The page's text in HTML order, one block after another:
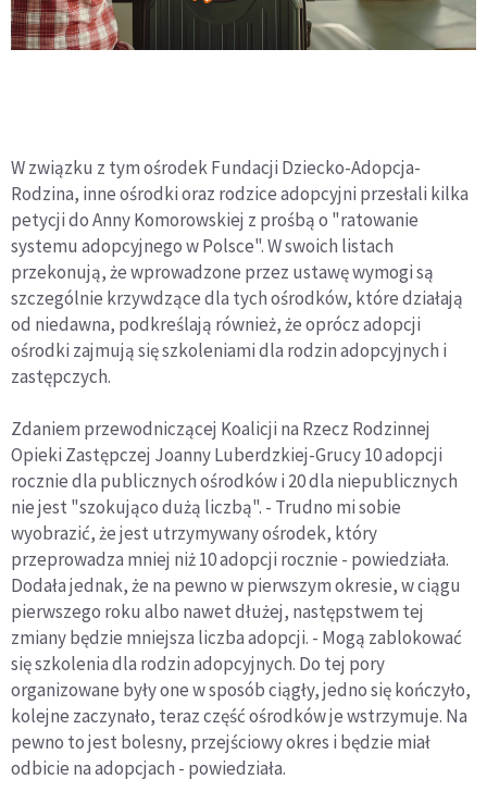
W związku z tym ośrodek Fundacji Dziecko-Adopcja-
Rodzina, inne ośrodki oraz rodzice adopcyjni przesłali kilka
petycji do Anny Komorowskiej z prośbą o "ratowanie
systemu adopcyjnego w Polsce". W swoich listach
przekonują, że wprowadzone przez ustawę wymogi są
szczególnie krzywdzące dla tych ośrodków, które działają
od niedawna, podkreślają również, że oprócz adopcji
ośrodki zajmują się szkoleniami dla rodzin adopcyjnych i
zastępczych.
Zdaniem przewodniczącej Koalicji na Rzecz Rodzinnej
Opieki Zastępczej Joanny Luberdzkiej-Grucy 10 adopcji
rocznie dla publicznych ośrodków i 20 dla niepublicznych
nie jest "szokująco dużą liczbą". - Trudno mi sobie
wyobrazić, że jest utrzymywany ośrodek, który
przeprowadza mniej niż 10 adopcji rocznie - powiedziała.
Dodała jednak, że na pewno w pierwszym okresie, w ciągu
pierwszego roku albo nawet dłużej, następstwem tej
zmiany będzie mniejsza liczba adopcji. - Mogą zablokować
się szkolenia dla rodzin adopcyjnych. Do tej pory
organizowane były one w sposób ciągły, jedno się kończyło,
kolejne zaczynało, teraz część ośrodków je wstrzymuje. Na
pewno to jest bolesny, przejściowy okres i będzie miał
odbicie na adopcjach - powiedziała.